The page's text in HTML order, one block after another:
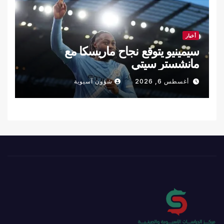
أخبار
سيمينيو يتوقع نجاح ماريسكا مع
مانشستر سيتي
أغسطس 6, 2026 شؤون آسيوية